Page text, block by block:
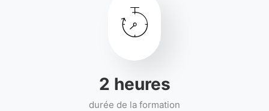
3 heures
durée de la formation